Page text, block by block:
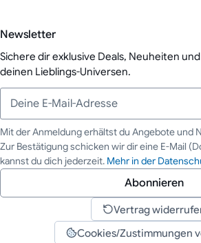
Newsletter
Sichere dir exklusive Deals, Neuheiten
deinen Lieblings-Universen.
Deine E-Mail-Adresse
Mit der Anmeldung erhältst du Angebote und
Zur Bestätigung schicken wir dir eine E-Mail
kannst du dich jederzeit. Mehr in der
Abonnieren
Vertrag
Cookies/Zustimmungen